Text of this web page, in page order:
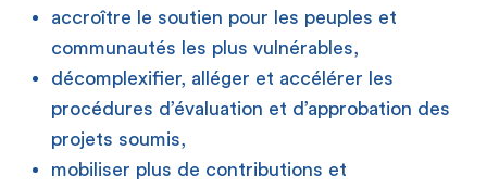
accroître le soutien pour les peuples et
communautés les plus vulnérables,
décomplexifier, alléger et accélérer les
procédures d’évaluation et d’approbation des
projets soumis,
mobiliser plus de contributions et